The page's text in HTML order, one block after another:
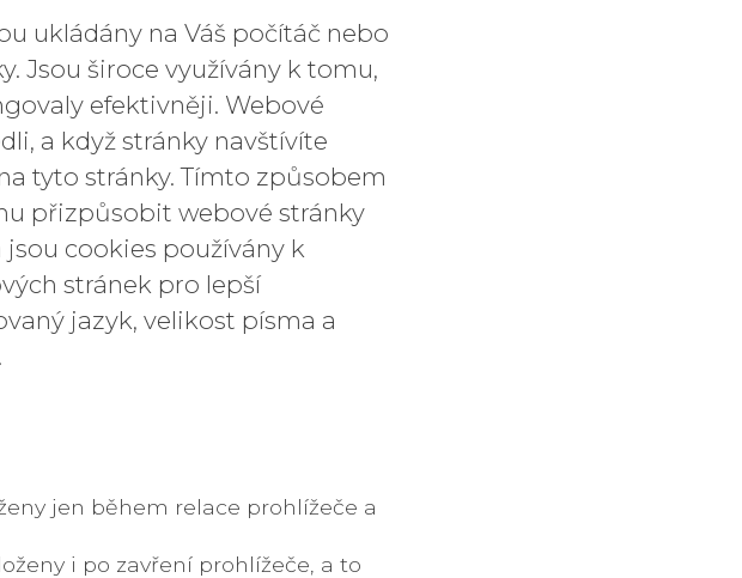
ukládány na Váš počítáč nebo
Jsou široce využívány k tomu,
efektivněji. Webové
a když stránky navštívíte
tyto stránky. Tímto způsobem
přizpůsobit webové stránky
cookies používány k
stránek pro lepší
jazyk, velikost písma a
jen během relace prohlížeče a
i po zavření prohlížeče, a to